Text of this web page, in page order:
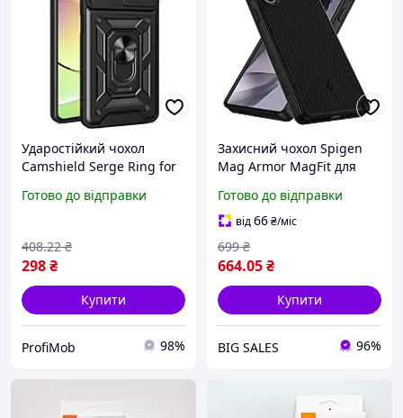
Ударостійкий чохол
Camshield Serge Ring for
Galaxy A06 (SM-A065F)
Готово до відправки
298₴
408.22 ₴
Купити
ProfiMob 98%
Захисний чохол Spigen
Mag Armor MagFit для
з підтримкою MagSafe -
чорний
Готово до відправки
від66₴/міс
664.05₴
699 ₴
Купити
BIG SALES 96%